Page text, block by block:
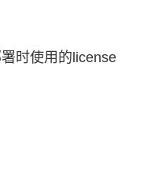
时使用的license